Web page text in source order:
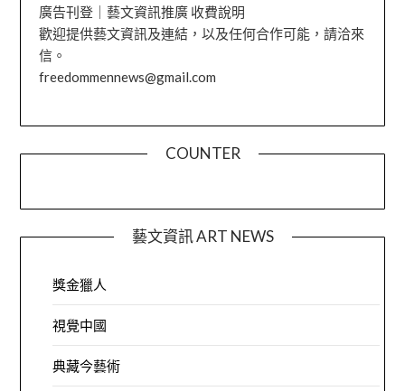
廣告刊登｜藝文資訊推廣 收費說明
歡迎提供藝文資訊及連結，以及任何合作可能，請洽來
信。
freedommennews@gmail.com
COUNTER
藝文資訊 ART NEWS
獎金獵人
視覺中國
典藏今藝術